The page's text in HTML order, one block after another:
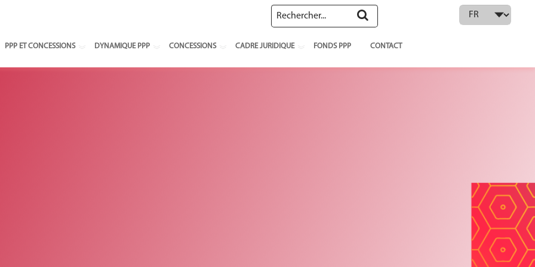
Select your language
PPP ET CONCESSIONS DYNAMIQUE PPP CONCESSIONS CADRE JURIDIQUE FONDS PPP CONTACT